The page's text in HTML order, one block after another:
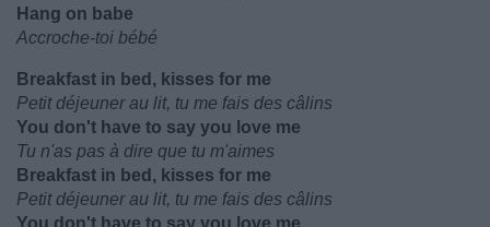
Hang on babe
Accroche-toi bébé
Breakfast in bed, kisses for me
Petit déjeuner au lit, tu me fais des câlins
You don't have to say you love me
Tu n'as pas à dire que tu m'aimes
Breakfast in bed, kisses for me
Petit déjeuner au lit, tu me fais des câlins
You don't have to say you love me